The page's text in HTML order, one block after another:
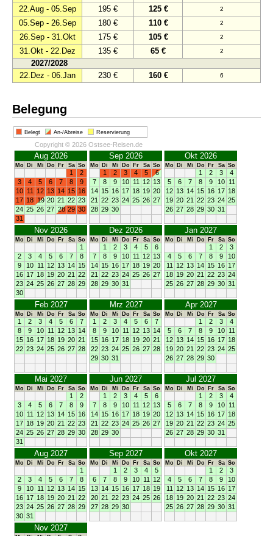
22.Aug - 05.Sep 195 € 125 € 2
05.Sep - 26.Sep 180 € 110 € 2
26.Sep - 31.Okt 175 € 105 € 2
31.Okt - 22.Dez 135 € 65 € 2
2027/2028
22.Dez - 06.Jan
230 € 160 € 6
Belegung
Belegt An-/Abreise Reservierung
Copyright © 2026 Ostsee-Reisen.de
Aug 2026
Mo Di Mi Do Fr Sa So
1
2
3
4 5 6 7 8
9
10 11 12 13 14 15 16
17 18 19 20 21 22 23
24 25 26 27 28 29 30
31
Sep 2026
Mo Di Mi Do Fr Sa So
1 2 3 4 5
6
7
8 9 10 11 12 13
14 15 16 17 18 19 20
21 22 23 24 25 26 27
28 29 30
Okt 2026
Mo Di Mi Do Fr Sa So
1 2 3
4
5
6 7 8 9 10 11
12 13 14 15 16 17 18
19 20 21 22 23 24 25
26 27 28 29 30 31
Nov 2026
Mo Di Mi Do Fr Sa So
1
2
3 4 5 6 7
8
9
10 11 12 13 14 15
16 17 18 19 20 21 22
23 24 25 26 27 28 29
30
Dez 2026
Mo Di Mi Do Fr Sa So
1 2 3 4 5
6
7
8 9 10 11 12 13
14 15 16 17 18 19 20
21 22 23 24 25 26 27
28 29 30 31
Jan 2027
Mo Di Mi Do Fr Sa So
1 2
3
4
5 6 7 8 9
10
11
12 13 14 15 16 17
18 19 20 21 22 23 24
25 26 27 28 29 30 31
Feb 2027
Mo Di Mi Do Fr Sa So
1 2 3 4 5 6
7
8
9 10 11 12 13 14
15 16 17 18 19 20 21
22 23 24 25 26 27 28
Mrz 2027
Mo Di Mi Do Fr Sa So
1 2 3 4 5 6
7
8
9 10 11 12 13 14
15 16 17 18 19 20 21
22 23 24 25 26 27 28
29 30 31
Apr 2027
Mo Di Mi Do Fr Sa So
1 2 3
4
5
6 7 8 9 10 11
12 13 14 15 16 17 18
19 20 21 22 23 24 25
26 27 28 29 30
Mai 2027
Mo Di Mi Do Fr Sa So
1
2
3
4 5 6 7 8
9
10 11 12 13 14 15 16
17 18 19 20 21 22 23
24 25 26 27 28 29 30
31
Jun 2027
Mo Di Mi Do Fr Sa So
1 2 3 4 5
6
7
8 9 10 11 12 13
14 15 16 17 18 19 20
21 22 23 24 25 26 27
28 29 30
Jul 2027
Mo Di Mi Do Fr Sa So
1 2 3
4
5
6 7 8 9 10 11
12 13 14 15 16 17 18
19 20 21 22 23 24 25
26 27 28 29 30 31
Aug 2027
Mo Di Mi Do Fr Sa So
1
2
3 4 5 6 7
8
9
10 11 12 13 14 15
16 17 18 19 20 21 22
23 24 25 26 27 28 29
30 31
Sep 2027
Mo Di Mi Do Fr Sa So
1 2 3 4
5
6
7 8 9 10 11
12
13 14 15 16 17 18 19
20 21 22 23 24 25 26
27 28 29 30
Okt 2027
Mo Di Mi Do Fr Sa So
1 2
3
4
5 6 7 8 9
10
11
12 13 14 15 16 17
18 19 20 21 22 23 24
25 26 27 28 29 30 31
Nov 2027